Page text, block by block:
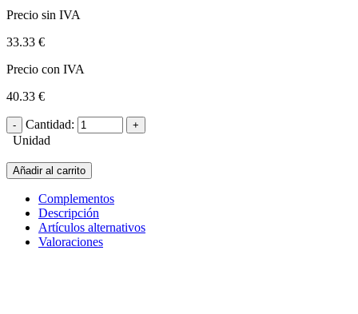
Precio sin IVA
33.33 €
Precio con IVA
40.33 €
Cantidad:
Unidad
Añadir al carrito
Complementos
Descripción
Artículos alternativos
Valoraciones